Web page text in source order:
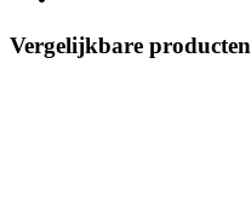
Vergelijkbare producten